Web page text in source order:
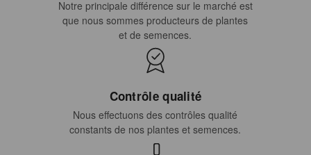
Notre principale différence sur le marché est
que nous sommes producteurs de plantes
et de semences.
Contrôle qualité
Nous effectuons des contrôles qualité
constants de nos plantes et semences.